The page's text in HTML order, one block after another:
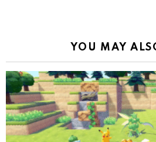
YOU MAY